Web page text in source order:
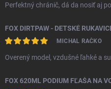
Perfektný chránič, dá da nosiť aj
FOX DIRTPAW - DETSKÉ
MICHAL RAČKO
Overený model, vzdušné ľahké a
FOX 620ML PODIUM FĽAŠA NA